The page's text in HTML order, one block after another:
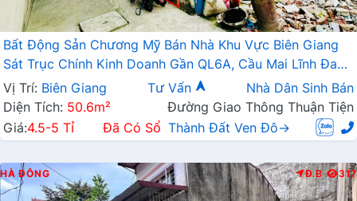
Bất Động Sản Chương Mỹ Bán Nhà Khu Vực Biên Giang
Sát Trục Chính Kinh Doanh Gần QL6A, Cầu Mai Lĩnh Đang
Mở Rộng
Vị Trí: Biên Giang Tư Vấn
Nhà Dân Sinh Bán
Diện Tích: 50.6m²
Đường Giao Thông Thuận Tiện
Giá:4.5-5 Tỉ Đã Có Sổ Thành Đất Ven Đô→
HÀ ĐÔNG Đ.B 317